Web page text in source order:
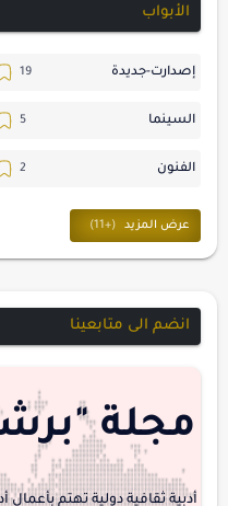
الأبواب
إصدارت-جديدة
السينما
الفنون
المسرح
interview
انضم الى متابعينا
مجلة
أدبية ثقافية دولية تهتم بأعمال